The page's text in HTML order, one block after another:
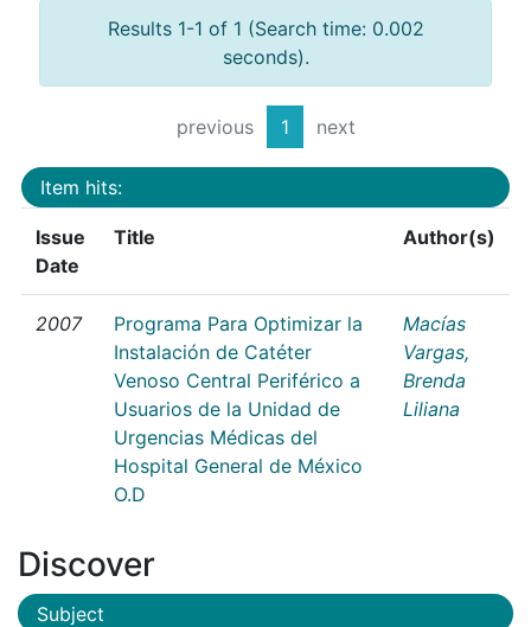
Results 1-1 of 1 (Search time: 0.002
seconds).
previous 1 next
Item hits:
Issue
Date
Title Author(s)
2007
Programa Para Optimizar la
Instalación de Catéter
Venoso Central Periférico a
Usuarios de la Unidad de
Urgencias Médicas del
Hospital General de México
O.D
Macías
Vargas,
Brenda
Liliana
Discover
Subject